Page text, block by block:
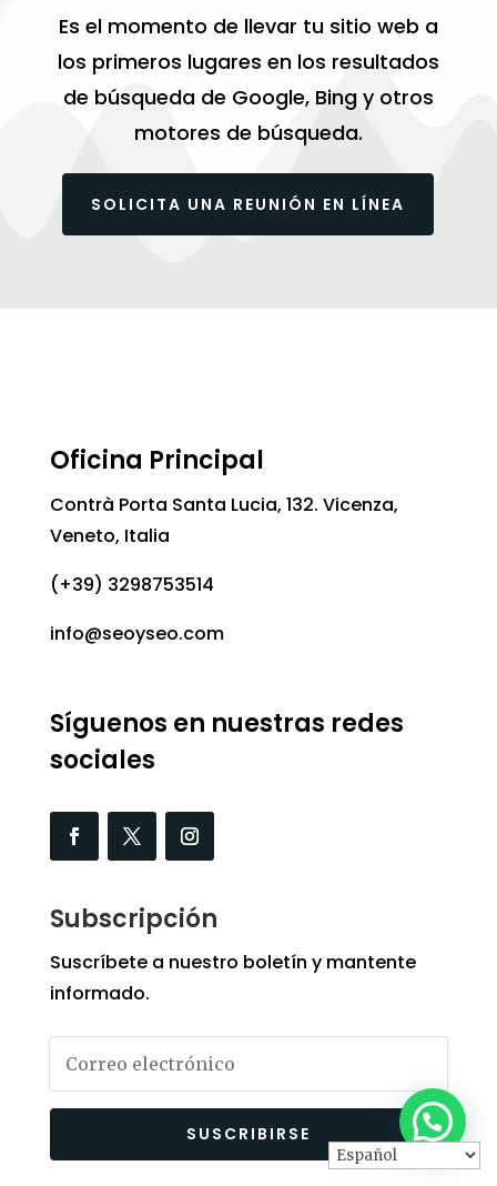
Es el momento de llevar tu sitio web a
los primeros lugares en los resultados
de búsqueda de Google, Bing y otros
motores de búsqueda.
SOLICITA UNA REUNIÓN EN LÍNEA
Oficina Principal
Contrà Porta Santa Lucia, 132. Vicenza,
Veneto, Italia
(+39) 3298753514
info@seoyseo.com
Síguenos en nuestras redes
sociales
Subscripción
Suscríbete a nuestro boletín y mantente
informado.
SUSCRIBIRSE